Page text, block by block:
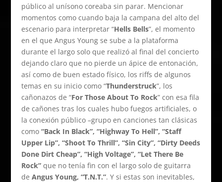
público al unísono coreaba sin parar. Mencionar
momentos como cuando baja la campana del alto del
escenario para interpretar “Hells Bells”, el momento
en el que Angus Young se sube a la plataforma
durante el largo solo que realizó al final del concierto
dejando claro que no pierde un ápice de entonación,
así como de buen estado físico, los riffs de algunos
temas en su inicio como “Thunderstruck”, los
cañonazos de “For Those About To Rock” con esa fila
de cañones tras los cuales hubo fuegos artificiales, o
la conexión público –grupo en canciones tan clásicas
como “Back In Black”, “Highway To Hell”, “Staff
Upper Lip”, “Shoot To Thrill”, “Sin City”, “Dirty Deeds
Done Dirt Cheap”, “High Voltage”, “Let There Be
Rock”que no tenía fin con el largo solo de guitarra
de Angus Young, “T.N.T.”. Y si estas son inevitables,